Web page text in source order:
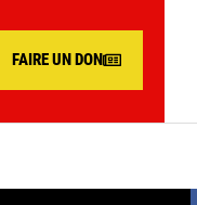
FAIRE UN DON